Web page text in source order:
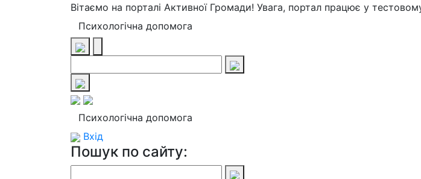
Вітаємо на порталі Активної Громади! Увага, портал працює у
Психологічна допомога
Психологічна допомога
Вхід
Пошук по сайту: